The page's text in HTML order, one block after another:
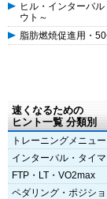
ヒル・インターバ
ウト～
脂肪燃焼促進用・
速くなるための
ヒント一覧 分類別
トレーニングメニュー
インターバル・タイ
FTP・LT・VO2max
ペダリング・ポジシ